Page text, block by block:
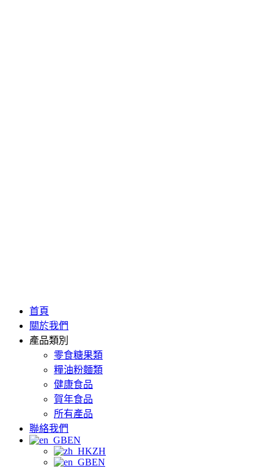
首頁
關於我們
產品類別
零食糖果類
糧油粉麵類
健康食品
賀年食品
所有產品
聯絡我們
EN
ZH
EN